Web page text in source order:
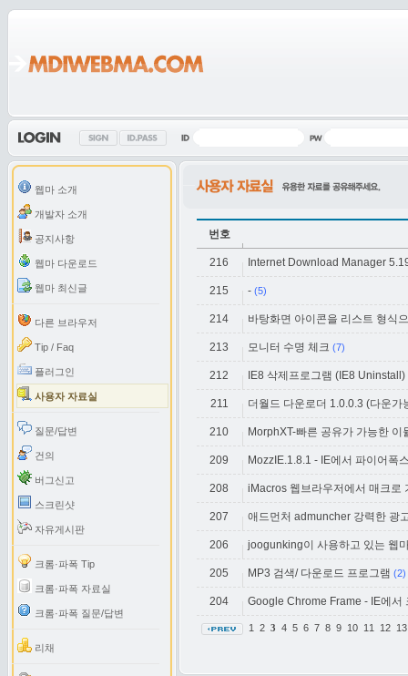
웹마 소개
개발자 소개
공지사항
웹마 다운로드
웹마 최신글
다른 브라우저
Tip / Faq
플러그인
사용자 자료실
질문/답변
건의
버그신고
스크린샷
자유게시판
크롬·파폭 Tip
크롬·파폭 자료실
크롬·파폭 질문/답변
리채
번호
216 Internet Download Manager
215 - (5)
214 바탕화면 아이콘을 리스트 형식
213 모니터 수명 체크 (7)
212 IE8 삭제프로그램 (IE8 Uninstall)
211 더월드 다운로더 1.0.0.3 (다운가
210 MorphXT-빠른 공유가 가능한
209 MozzIE.1.8.1 - IE에서 파이어폭
208 iMacros 웹브라우저에서 매크로
207 애드먼처 admuncher 강력한 광
206 joogunking이 사용하고 있는 웹
205 MP3 검색/ 다운로드 프로그램 (2)
204 Google Chrome Frame - IE에서
1 2 3 4 5 6 7 8 9 10 11 12